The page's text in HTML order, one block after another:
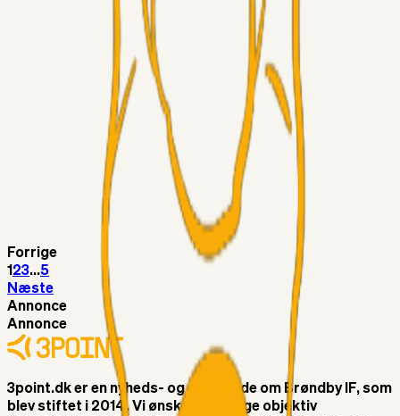
03. aug. 2026
Superliga-truppen
RasmusStephansen
03. aug. 2026
Olti Hyseni, Bliver Brøndbys Største Salg
Nogensinde…..!!!
02. aug. 2026
Sydsiden mid Viborg
Forrige
1 23...5
Næste
Annonce
Annonce
3point.dk er en nyheds- og debatside om Brøndby IF, som
blev stiftet i 2014. Vi ønsker at bringe objektiv